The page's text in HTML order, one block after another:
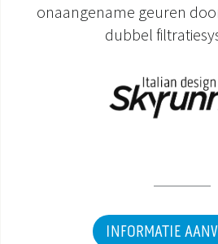
onaangename geuren
dubbel
INFORMATIE